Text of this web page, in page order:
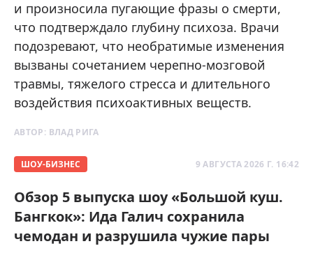
и произносила пугающие фразы о смерти,
что подтверждало глубину психоза. Врачи
подозревают, что необратимые изменения
вызваны сочетанием черепно-мозговой
травмы, тяжелого стресса и длительного
воздействия психоактивных веществ.
АВТОР: ВЛАД РИГА
ШОУ-БИЗНЕС 9 АВГУСТА 2026 Г. 16:42
Обзор 5 выпуска шоу «Большой куш.
Бангкок»: Ида Галич сохранила
чемодан и разрушила чужие пары